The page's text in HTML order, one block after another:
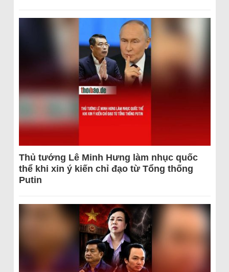
Thủ tướng Lê Minh Hưng làm nhục quốc
thể khi xin ý kiến chỉ đạo từ Tổng thống
Putin